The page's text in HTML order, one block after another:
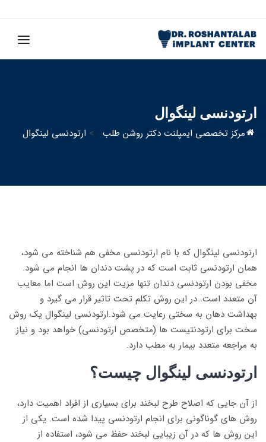
ارتودنسی لینگوال
مرکز تخصصی ایمپلنت دکتر روشن طلب > ارتودنسی لینگوال
ارتودنسی لینگوال که با نام ارتودنسی مخفی هم شناخته می شود،
همان ارتودنسی ثابت است که در پشت دندان ها انجام می شود.
مخفی بودن ارتودنسی دندان تنها مزیت این روش است اما معایب
آن متعدد است. در این روش تکلم تحت تاثیر قرار می گیرد و
بهداشت دهان به سختی رعایت می شود.ارتودنسی لینگوال یک روش
سخت برای ارتودنتیست ها (متخصص ارتودنسی) خواهد بود و نیاز
به مراجعه متعدد بیمار به مطب دارد.
ارتودنسی لینگوال چیست؟
از آن جایی که اصلاح طرح لبخند برای بسیاری از افراد اهمیت دارد،
روش های گوناگونی برای انجام ارتودنسی پیدا شده است. یکی از
این روش ها که در آن زیبایی لبخند حفظ می شود، استفاده از